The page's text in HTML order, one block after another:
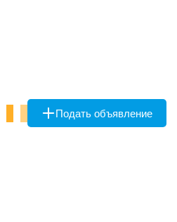
Подать объявление